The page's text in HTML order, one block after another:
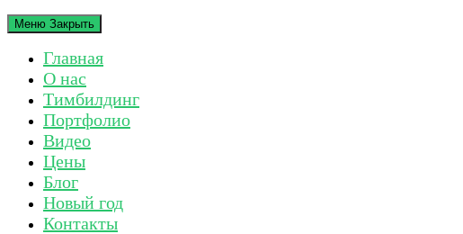
Меню Закрыть
Главная
О нас
Тимбилдинг
Портфолио
Видео
Цены
Блог
Новый год
Контакты